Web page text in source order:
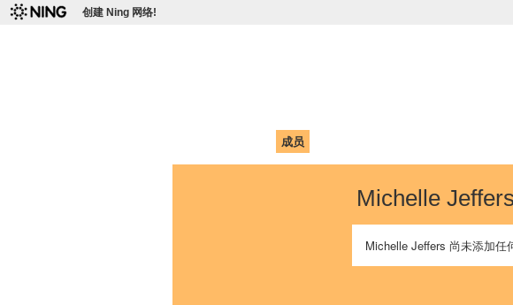
创建 Ning 网络!
成员
Michelle
Michelle Jeffers 尚未添加任